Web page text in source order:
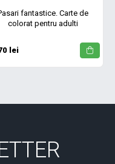
fantastice. Carte de
colorat pentru adulti
lei